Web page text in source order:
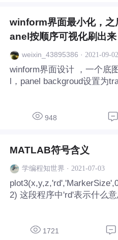
winform界面最小化，之
anel按顺序可视化刷出来
weixin_43895386 · 2021-09-02
winform界面设计 ，一个底
l，panel backgroud设置为
948
MATLAB符号含义
学编程知世界 · 2021-07-03
2) 这段程序中'rd'表示什么
1721